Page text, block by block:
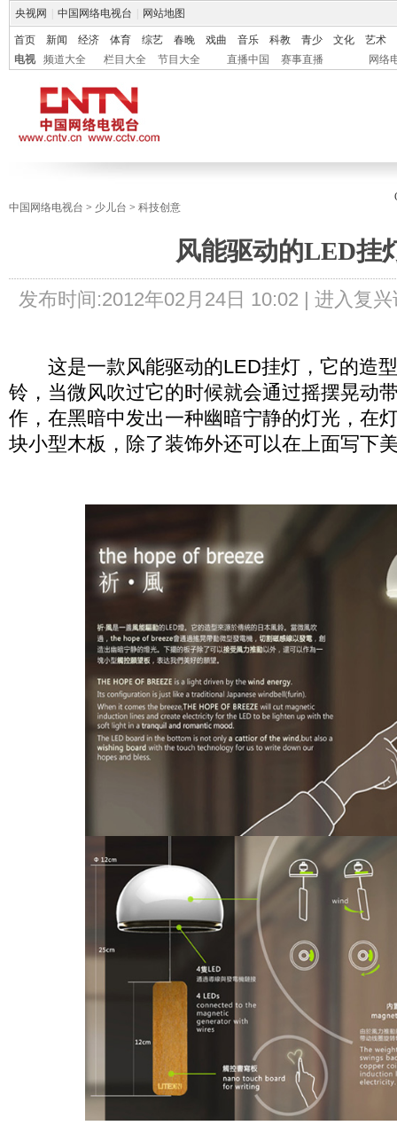
央视网 中国网络电视台 网站地图
首页 新闻 经济 体育 综艺 春晚 戏曲 音乐 科教 青少 文化
艺术
电视
频道大全 栏目大全 节目大全 直播中国 赛事直播 网络
中国网络电视台 > 少儿台 > 科技创意
风能驱动的LED挂
发布时间:2012年02月24日 10:02 | 进入复兴
这是一款风能驱动的LED挂灯，它的造型
铃，当微风吹过它的时候就会通过摇摆晃动
作，在黑暗中发出一种幽暗宁静的灯光，在
块小型木板，除了装饰外还可以在上面写下